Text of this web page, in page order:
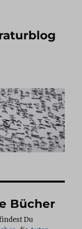
Bücher
Du